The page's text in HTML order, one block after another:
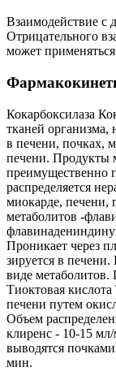
Взаимодействие с
Отрицательного
может
Кокарбоксилаза
тканей организма,
в печени, почках,
печени. Продукты
преимущественно
распределяется
миокарде, печени,
метаболитов -
Проникает через
зируется в
виде
Тиоктовая кислота
печени путем
Объем
клиренс - 10-15
выводятся
мин.